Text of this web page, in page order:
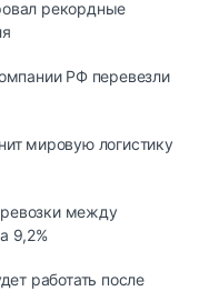
рекордные
РФ перевезли
мировую логистику
между
9,2%
работать после